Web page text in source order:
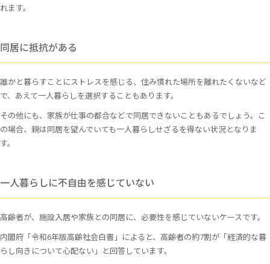
れます。
同居に抵抗がある
誰かと暮らすことにストレスを感じる、住み慣れた場所を離れたくないなど
で、あえて一人暮らしを選択することもあります。
その他にも、家族が仕事の都合などで同居できないこともあるでしょう。こ
の場合、親は同居を望んでいても一人暮らしせざるを得ない状況となりま
す。
一人暮らしに不自由を感じていない
高齢者が、施設入居や家族との同居に、必要性を感じていないケースです。
内閣府「令和6年版高齢社会白書」によると、高齢者の約7割が「経済的な暮
らし向きについて心配ない」と回答しています。